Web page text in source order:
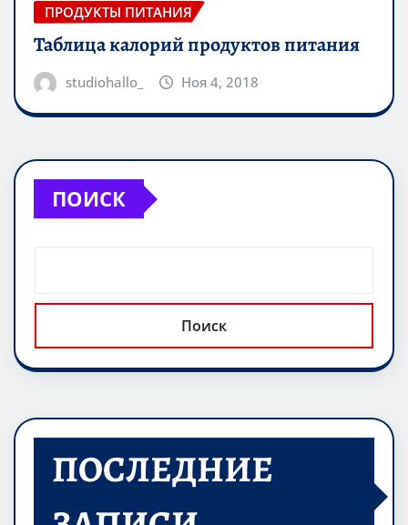
ПРОДУКТЫ ПИТАНИЯ
Таблица калорий продуктов питания
studiohallo_ Ноя 4, 2018
ПОИСК
Поиск
ПОСЛЕДНИЕ